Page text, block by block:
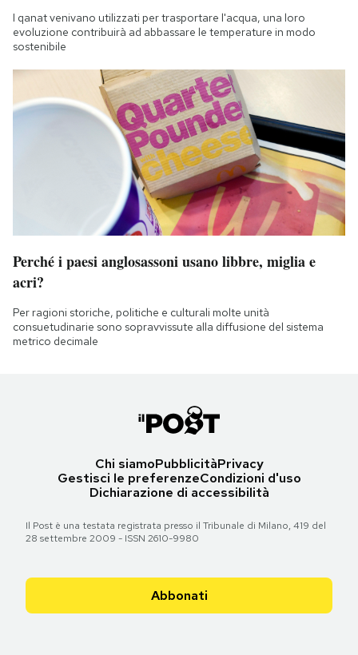
I qanat venivano utilizzati per trasportare l'acqua, una loro
evoluzione contribuirà ad abbassare le temperature in modo
sostenibile
Perché i paesi anglosassoni usano libbre, miglia e
acri?
Per ragioni storiche, politiche e culturali molte unità
consuetudinarie sono sopravvissute alla diffusione del sistema
metrico decimale
Chi siamoPubblicitàPrivacy
Gestisci le preferenzeCondizioni d'uso
Dichiarazione di accessibilità
Il Post è una testata registrata presso il Tribunale di Milano, 419 del
28 settembre 2009 - ISSN 2610-9980
Abbonati